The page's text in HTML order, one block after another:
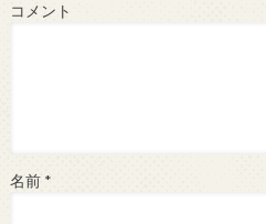
コメント
名前 *